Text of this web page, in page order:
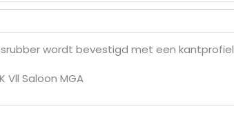
wordt bevestigd met een
Vll Saloon MGA